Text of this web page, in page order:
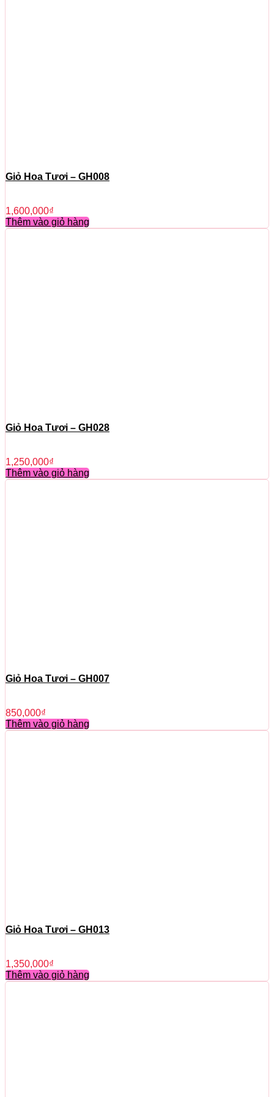
Giỏ Hoa Tươi – GH008
1,600,000₫
Thêm vào giỏ hàng
Giỏ Hoa Tươi – GH028
1,250,000₫
Thêm vào giỏ hàng
Giỏ Hoa Tươi – GH007
850,000₫
Thêm vào giỏ hàng
Giỏ Hoa Tươi – GH013
1,350,000₫
Thêm vào giỏ hàng